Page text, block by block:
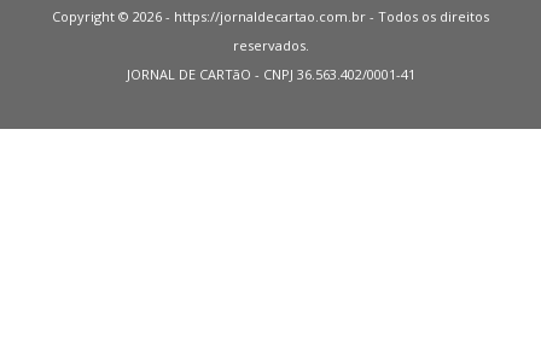
em dinheiro para liberação de qualquer tipo de produto financeiro, seja
cartão de crédito, financiamento ou empréstimo. Caso isto aconteça nos
avise pelo formulário imediatamente. Observações: O JORNAL DE CARTãO
ressaltar que essas informações podem divergir das informações
Copyright © 2026 - https://jornaldecartao.com.br - Todos os direitos
reservados.
JORNAL DE CARTãO - CNPJ 36.563.402/0001-41